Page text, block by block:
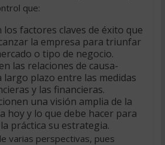
que:
los factores claves de éxito que
la empresa para triunfar
o tipo de negocio.
las relaciones de causa-
largo plazo entre las medidas
y las financieras.
una visión amplia de la
hoy y lo que debe hacer para
práctica su estrategia.
varias perspectivas, pues